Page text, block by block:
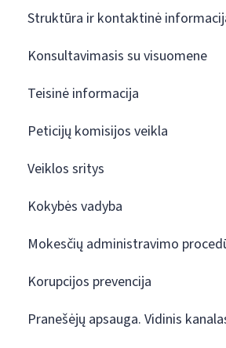
Struktūra ir kontaktinė
Konsultavimasis su visuomene
Teisinė informacija
Peticijų komisijos veikla
Veiklos sritys
Kokybės vadyba
Mokesčių administravimo
Korupcijos prevencija
Pranešėjų apsauga. Vidinis